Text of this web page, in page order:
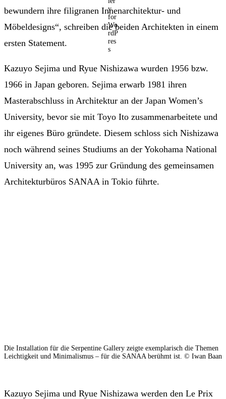
bewundern ihre filigranen Innenarchitektur- und
Möbeldesigns“, schreiben die beiden Architekten in einem
ersten Statement.
Kazuyo Sejima und Ryue Nishizawa wurden 1956 bzw.
1966 in Japan geboren. Sejima erwarb 1981 ihren
Masterabschluss in Architektur an der Japan Women’s
University, bevor sie mit Toyo Ito zusammenarbeitete und
ihr eigenes Büro gründete. Diesem schloss sich Nishizawa
noch während seines Studiums an der Yokohama National
University an, was 1995 zur Gründung des gemeinsamen
Architekturbüros SANAA in Tokio führte.
Die Installation für die Serpentine Gallery zeigte exemplarisch die Themen
Leichtigkeit und Minimalismus – für die SANAA berühmt ist. © Iwan Baan
Kazuyo Sejima und Ryue Nishizawa werden den Le Prix